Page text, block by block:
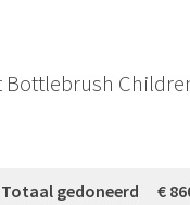
Bottlebrush
Totaal gedoneerd €